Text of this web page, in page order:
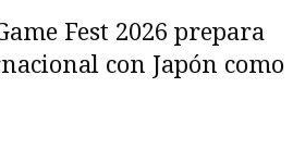
Fest 2026 prepara
con Japón como